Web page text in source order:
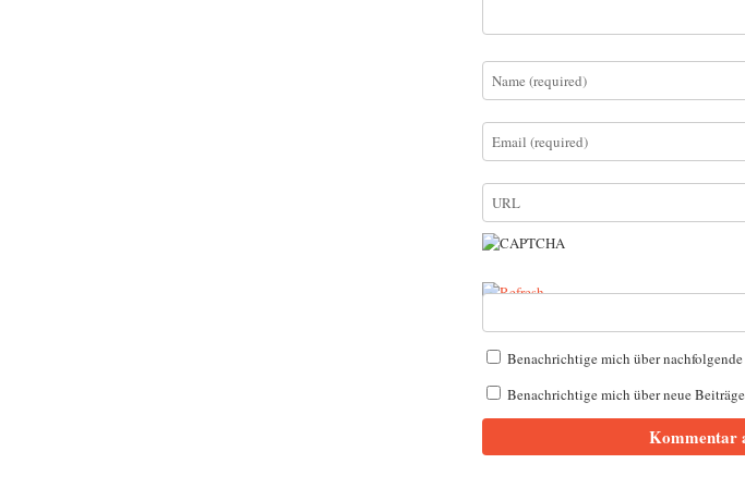
Benachrichtige mich über
Benachrichtige mich über neue